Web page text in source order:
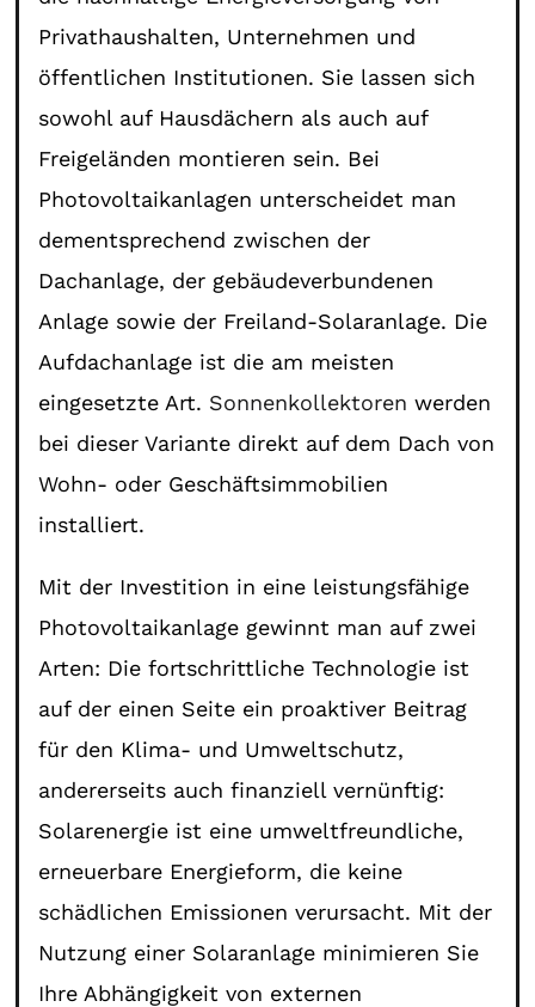
Privathaushalten, Unternehmen und
öffentlichen Institutionen. Sie lassen sich
sowohl auf Hausdächern als auch auf
Freigeländen montieren sein. Bei
Photovoltaikanlagen unterscheidet man
dementsprechend zwischen der
Dachanlage, der gebäudeverbundenen
Anlage sowie der Freiland-Solaranlage. Die
Aufdachanlage ist die am meisten
eingesetzte Art. Sonnenkollektoren werden
bei dieser Variante direkt auf dem Dach von
Wohn- oder Geschäftsimmobilien
installiert.
Mit der Investition in eine leistungsfähige
Photovoltaikanlage gewinnt man auf zwei
Arten: Die fortschrittliche Technologie ist
auf der einen Seite ein proaktiver Beitrag
für den Klima- und Umweltschutz,
andererseits auch finanziell vernünftig:
Solarenergie ist eine umweltfreundliche,
erneuerbare Energieform, die keine
schädlichen Emissionen verursacht. Mit der
Nutzung einer Solaranlage minimieren Sie
Ihre Abhängigkeit von externen